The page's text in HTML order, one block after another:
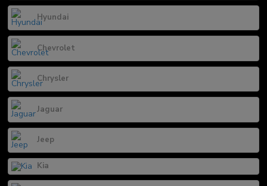
Hyundai
Chevrolet
Chrysler
Jaguar
Jeep
Kia